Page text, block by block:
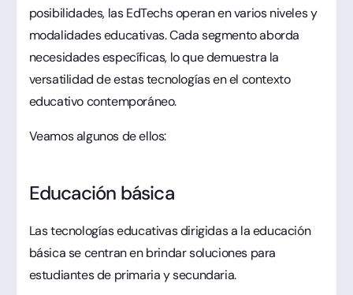
posibilidades, las EdTechs operan en varios niveles y
modalidades educativas. Cada segmento aborda
necesidades específicas, lo que demuestra la
versatilidad de estas tecnologías en el contexto
educativo contemporáneo.
Veamos algunos de ellos:
Educación básica
Las tecnologías educativas dirigidas a la educación
básica se centran en brindar soluciones para
estudiantes de primaria y secundaria.